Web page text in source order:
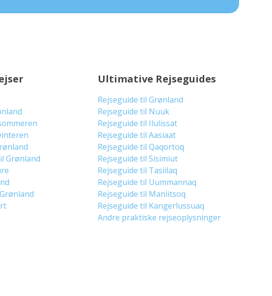
Grønland
Ultimative Rejseguides
Rejseguide til Grønland
Rejseguide til Nuuk
Rejseguide til Ilulissat
Rejseguide til Aasiaat
Rejseguide til Qaqortoq
Rejseguide til Sisimiut
Rejseguide til Tasiilaq
Rejseguide til Uummannaq
Rejseguide til Maniitsoq
Rejseguide til Kangerlussuaq
Andre praktiske rejseoplysninger